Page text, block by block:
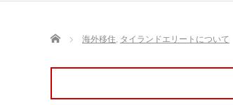
Home 海外移住, タイランドエリートについて